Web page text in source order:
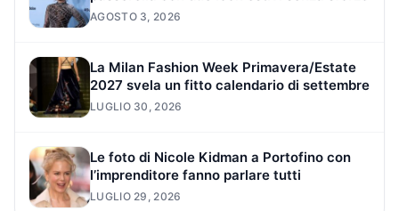
AGOSTO 3, 2026
La Milan Fashion Week Primavera/Estate
2027 svela un fitto calendario di settembre
LUGLIO 30, 2026
Le foto di Nicole Kidman a Portofino con
l’imprenditore fanno parlare tutti
LUGLIO 29, 2026